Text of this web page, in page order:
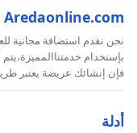
Aredaonline.com
نحن نقدم استضافة مجانية
بإستخدام
فإن إنشائك عريضة يعتبر
أدلة